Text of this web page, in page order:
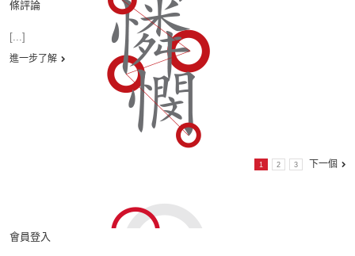
條評論
[...]
進一步了解
1 2 3 下一個
會員登入